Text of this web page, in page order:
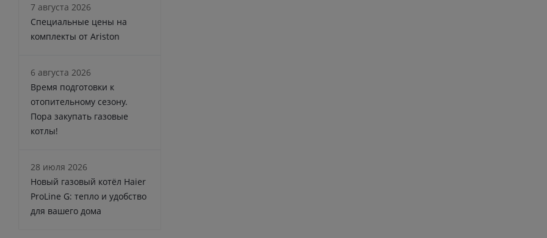
7 августа 2026
Специальные цены на
комплекты от Ariston
6 августа 2026
Время подготовки к
отопительному сезону.
Пора закупать газовые
котлы!
28 июля 2026
Новый газовый котёл Haier
ProLine G: тепло и удобство
для вашего дома